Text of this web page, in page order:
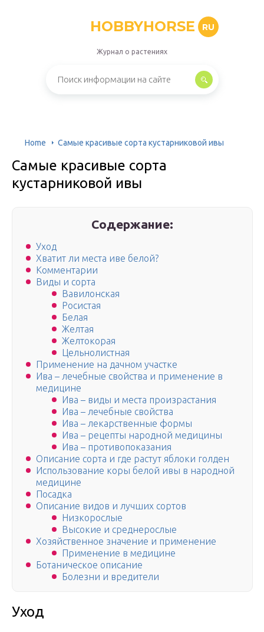
HOBBYHORSE RU
Журнал о растениях
Home Самые красивые сорта кустарниковой ивы
Самые красивые сорта
кустарниковой ивы
Содержание:
Уход
Хватит ли места иве белой?
Комментарии
Виды и сорта
Вавилонская
Росистая
Белая
Желтая
Желтокорая
Цельнолистная
Применение на дачном участке
Ива – лечебные свойства и применение в
медицине
Ива – виды и места произрастания
Ива – лечебные свойства
Ива – лекарственные формы
Ива – рецепты народной медицины
Ива – противопоказания
Описание сорта и где растут яблоки голден
Использование коры белой ивы в народной
медицине
Посадка
Описание видов и лучших сортов
Низкорослые
Высокие и среднерослые
Хозяйственное значение и применение
Применение в медицине
Ботаническое описание
Болезни и вредители
Уход